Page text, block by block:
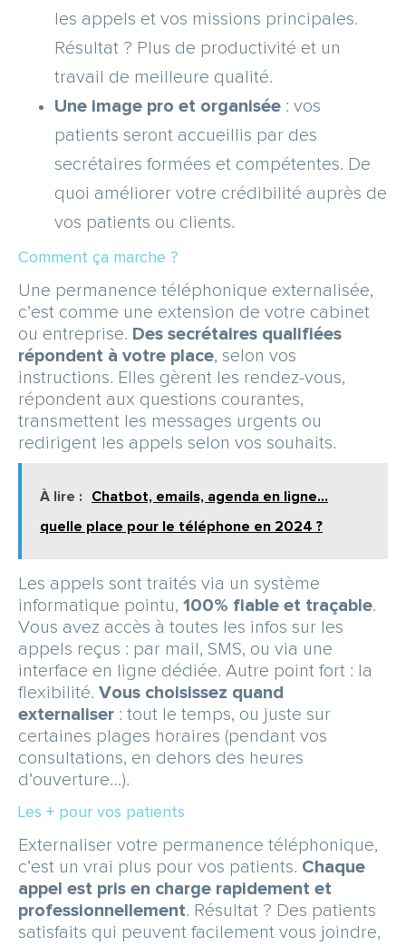
les appels et vos missions principales.
Résultat ? Plus de productivité et un
travail de meilleure qualité.
Une image pro et organisée : vos
patients seront accueillis par des
secrétaires formées et compétentes. De
quoi améliorer votre crédibilité auprès de
vos patients ou clients.
Comment ça marche ?
Une permanence téléphonique externalisée,
c’est comme une extension de votre cabinet
ou entreprise. Des secrétaires qualifiées
répondent à votre place, selon vos
instructions. Elles gèrent les rendez-vous,
répondent aux questions courantes,
transmettent les messages urgents ou
redirigent les appels selon vos souhaits.
À lire : Chatbot, emails, agenda en ligne…
quelle place pour le téléphone en 2024 ?
Les appels sont traités via un système
informatique pointu, 100% fiable et traçable.
Vous avez accès à toutes les infos sur les
appels reçus : par mail, SMS, ou via une
interface en ligne dédiée. Autre point fort : la
flexibilité. Vous choisissez quand
externaliser : tout le temps, ou juste sur
certaines plages horaires (pendant vos
consultations, en dehors des heures
d’ouverture…).
Les + pour vos patients
Externaliser votre permanence téléphonique,
c’est un vrai plus pour vos patients. Chaque
appel est pris en charge rapidement et
professionnellement. Résultat ? Des patients
satisfaits qui peuvent facilement vous joindre,